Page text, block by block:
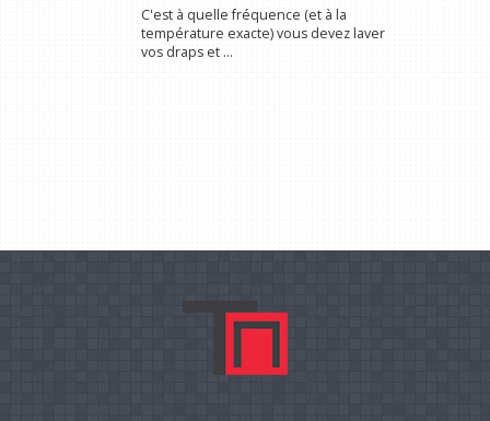
C'est à quelle fréquence (et à la
température exacte) vous devez laver
vos draps et ...